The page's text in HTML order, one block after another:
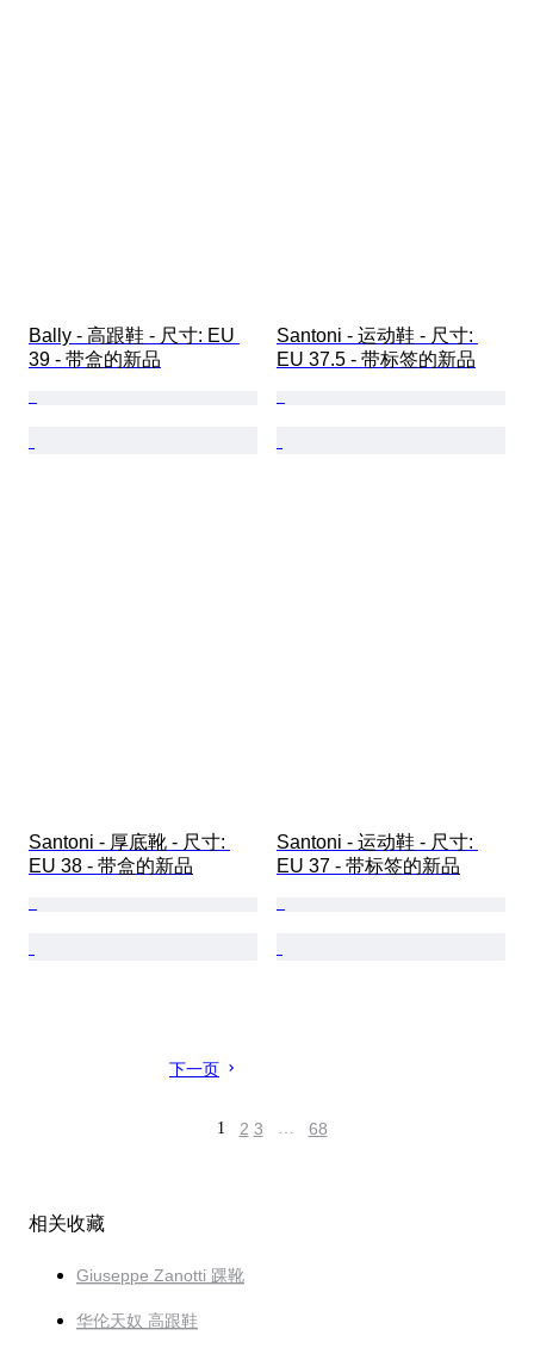
Bally - 高跟鞋 - 尺寸: EU
39 - 带盒的新品
Santoni - 运动鞋 - 尺寸:
EU 37.5 - 带标签的新品
Santoni - 厚底靴 - 尺寸:
EU 38 - 带盒的新品
Santoni - 运动鞋 - 尺寸:
EU 37 - 带标签的新品
下一页
1 2 3 … 68
相关收藏
Giuseppe Zanotti 踝靴
华伦天奴 高跟鞋